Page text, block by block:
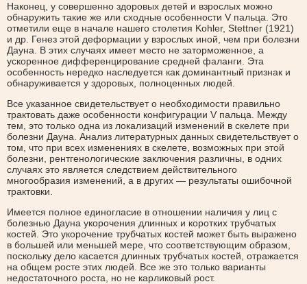
Наконец, у совершенно здоровых детей и взрослых можно
обнаружить такие же или сходные особенности V пальца. Это
отметили еще в начале нашего столетия Kohler, Stettner (1921)
и др. Генез этой деформации у взрослых иной, чем при болезни
Дауна. В этих случаях имеет место не заторможенное, а
ускоренное дифференцирование средней фаланги. Эта
особенность нередко наследуется как доминантный признак и
обнаруживается у здоровых, полноценных людей.
Все указанное свидетельствует о необходимости правильно
трактовать даже особенности конфигурации V пальца. Между
тем, это только одна из локализаций изменений в скелете при
болезни Дауна. Анализ литературных данных свидетельствует о
том, что при всех изменениях в скелете, возможных при этой
болезни, рентгенологические заключения различны, в одних
случаях это является следствием действительного
многообразия изменений, а в других — результаты ошибочной
трактовки.
Имеется полное единогласие в отношении наличия у лиц с
болезнью Дауна укорочения длинных и коротких трубчатых
костей. Это укорочение трубчатых костей может быть выражено
в большей или меньшей мере, что соответствующим образом,
поскольку дело касается длинных трубчатых костей, отражается
на общем росте этих людей. Все же это только варианты
недостаточного роста, но не карликовый рост.